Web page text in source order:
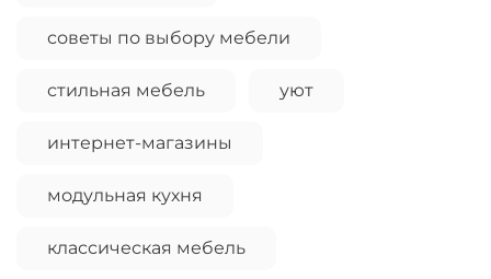
советы по выбору мебели
стильная мебель уют
интернет-магазины
модульная кухня
классическая мебель